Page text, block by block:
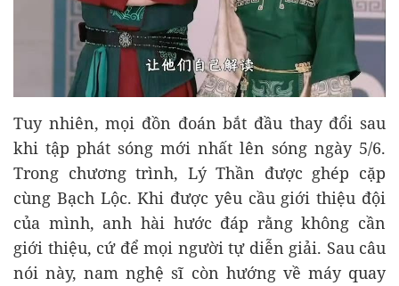
Tuy nhiên, mọi đồn đoán bắt đầu thay đổi sau
khi tập phát sóng mới nhất lên sóng ngày 5/6.
Trong chương trình, Lý Thần được ghép cặp
cùng Bạch Lộc. Khi được yêu cầu giới thiệu đội
của mình, anh hài hước đáp rằng không cần
giới thiệu, cứ để mọi người tự diễn giải. Sau câu
nói này, nam nghệ sĩ còn hướng về máy quay